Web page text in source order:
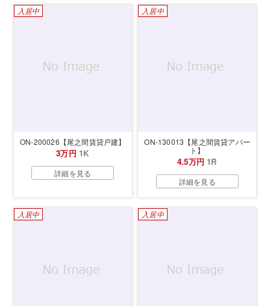
ON-200026【尾之間賃貸戸建】
入居中
3万円 1K
詳細を見る
ON-130013【尾之間賃貸アパー
ト】
入居中
4.5万円 1R
詳細を見る
入居中 入居中